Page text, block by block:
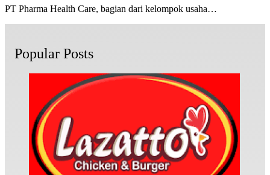
PT Pharma Health Care, bagian dari kelompok usaha…
Popular Posts